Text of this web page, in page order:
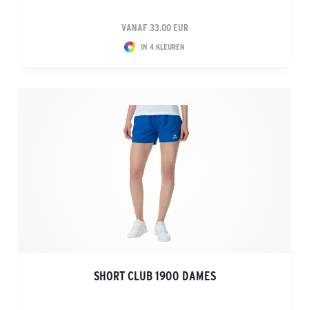
VANAF 33.00 EUR
IN 4 KLEUREN
SHORT CLUB 1900 DAMES